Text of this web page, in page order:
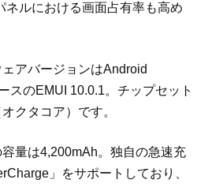
ネルにおける画面占有率も高め
アバージョンはAndroid
スのEMUI 10.0.1。チップセット
クタコア）です。
量は4,200mAh。独自の急速充
」をサポートしており、